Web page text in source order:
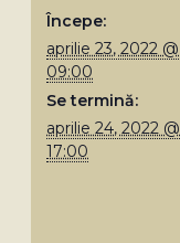
Începe:
aprilie 23, 2022 @
09:00
Se termină:
aprilie 24, 2022 @
17:00